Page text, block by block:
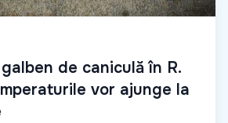
de caniculă în R.
vor ajunge la